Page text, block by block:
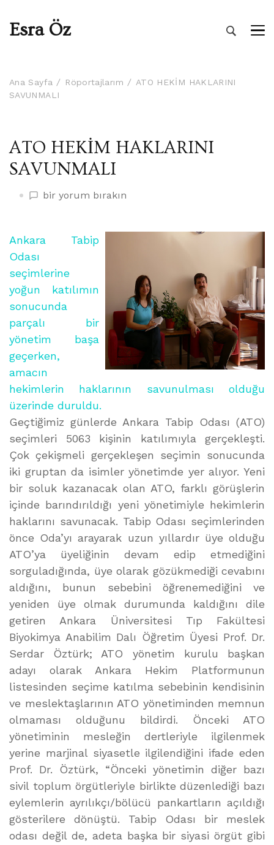
Esra Öz
Ana Sayfa Röportajlarım
ATO HEKİM HAKLARINI
SAVUNMALI
ATO HEKİM HAKLARINI
SAVUNMALI
ATO
SAVUNMALI
bir yorum bırakın
Ankara Tabip
Odası
seçimlerine
yoğun katılımın
sonucunda
parçalı bir
yönetim başa
geçerken,
amacın
hekimlerin haklarının savunulması olduğu
üzerinde duruldu.
Geçtiğimiz günlerde Ankara Tabip Odası (ATO)
seçimleri 5063 kişinin katılımıyla gerçekleşti.
Çok çekişmeli gerçekleşen seçimin sonucunda
iki gruptan da isimler yönetimde yer alıyor. Yeni
bir soluk kazanacak olan ATO, farklı görüşlerin
içinde barındırıldığı yeni yönetimiyle hekimlerin
haklarını savunacak. Tabip Odası seçimlerinden
önce Oda’yı arayarak uzun yıllardır üye olduğu
ATO’ya üyeliğinin devam edip etmediğini
sorguladığında, üye olarak gözükmediği cevabını
aldığını, bunun sebebini öğrenemediğini ve
yeniden üye olmak durumunda kaldığını dile
getiren Ankara Üniversitesi Tıp Fakültesi
Biyokimya Anabilim Dalı Öğretim Üyesi Prof. Dr.
Serdar Öztürk; ATO yönetim kurulu başkan
adayı olarak Ankara Hekim Platformunun
listesinden seçime katılma sebebinin kendisinin
ve meslektaşlarının ATO yönetiminden memnun
olmaması olduğunu bildirdi. Önceki ATO
yönetiminin mesleğin dertleriyle ilgilenmek
yerine marjinal siyasetle ilgilendiğini ifade eden
Prof. Dr. Öztürk, “Önceki yönetimin diğer bazı
sivil toplum örgütleriyle birlikte düzenlediği bazı
eylemlerin ayrılıkçı/bölücü pankartların açıldığı
gösterilere dönüştü. Tabip Odası bir meslek
odası değil de, adeta başka bir siyasi örgüt gibi